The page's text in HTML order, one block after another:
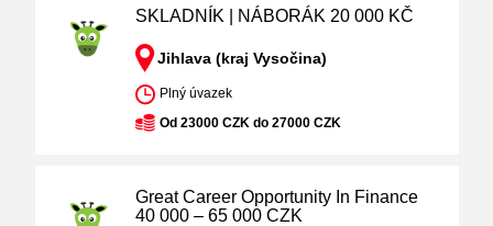
SKLADNÍK | NÁBORÁK 20 000 KČ
Jihlava (kraj Vysočina)
Plný úvazek
Od 23000 CZK do 27000 CZK
Great Career Opportunity In Finance
40 000 – 65 000 CZK